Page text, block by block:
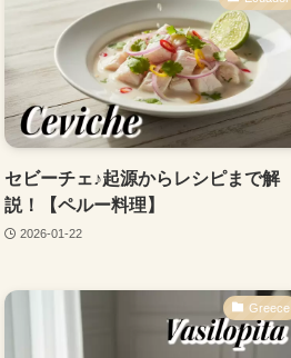
セビーチェ♪起源からレシピまで解
説！【ペルー料理】
2026-01-22
Greece